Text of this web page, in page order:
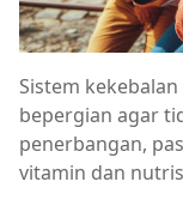
Sistem
bepergian agar
penerbangan,
vitamin dan